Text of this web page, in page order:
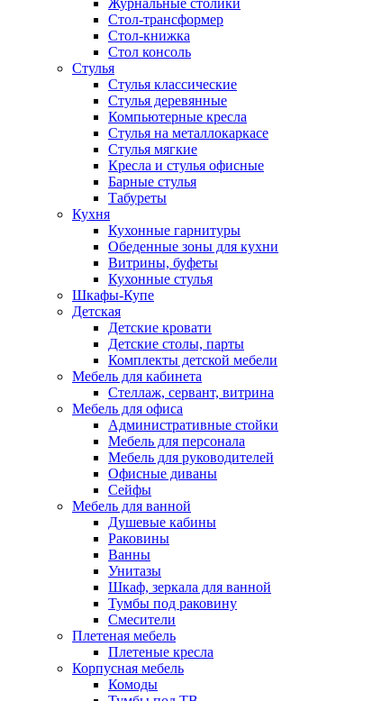
Журнальные столики
Стол-трансформер
Стол-книжка
Стол консоль
Стулья
Стулья классические
Стулья деревянные
Компьютерные кресла
Стулья на металлокаркасе
Стулья мягкие
Кресла и стулья офисные
Барные стулья
Табуреты
Кухня
Кухонные гарнитуры
Обеденные зоны для кухни
Витрины, буфеты
Кухонные стулья
Шкафы-Купе
Детская
Детские кровати
Детские столы, парты
Комплекты детской мебели
Мебель для кабинета
Стеллаж, сервант, витрина
Мебель для офиса
Административные стойки
Мебель для персонала
Мебель для руководителей
Офисные диваны
Сейфы
Мебель для ванной
Душевые кабины
Раковины
Ванны
Унитазы
Шкаф, зеркала для ванной
Тумбы под раковину
Смесители
Плетеная мебель
Плетеные кресла
Корпусная мебель
Комоды